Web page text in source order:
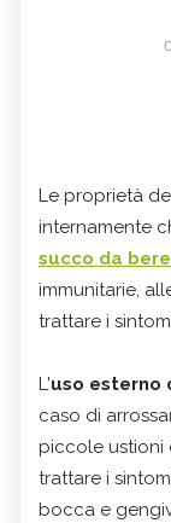
Le proprietà
internamente
succo da bere
immunitarie,
trattare i
L'uso esterno
caso di
piccole ustioni
trattare i
bocca e